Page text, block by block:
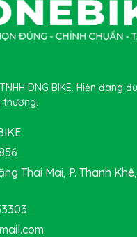
DNG BIKE. Hiện đang
Thai Mai, P. Thanh